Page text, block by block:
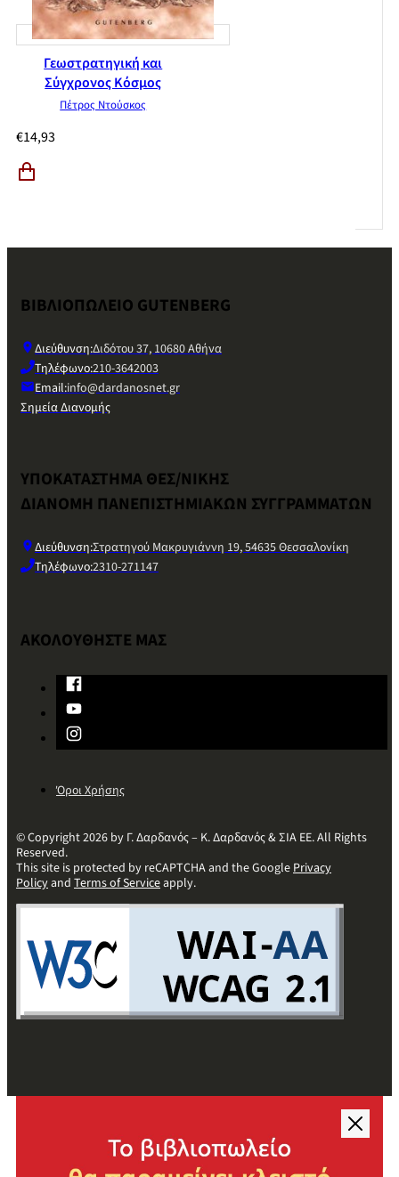
Γεωστρατηγική και
Σύγχρονος Κόσμος
Πέτρος Ντούσκος
€14,93
ΒΙΒΛΙΟΠΩΛΕΙΟ GUTENBERG
Διεύθυνση:Διδότου 37, 10680 Αθήνα
Τηλέφωνο:210-3642003
Email:info@dardanosnet.gr
Σημεία Διανομής
ΥΠΟΚΑΤΑΣΤΗΜΑ ΘΕΣ/ΝΙΚΗΣ
ΔΙΑΝΟΜΗ ΠΑΝΕΠΙΣΤΗΜΙΑΚΩΝ ΣΥΓΓΡΑΜΜΑΤΩΝ
Διεύθυνση:Στρατηγού Μακρυγιάννη 19, 54635 Θεσσαλονίκη
Τηλέφωνο:2310-271147
ΑΚΟΛΟΥΘΗΣΤΕ ΜΑΣ
Όροι Χρήσης
© Copyright 2026 by Γ. Δαρδανός – Κ. Δαρδανός & ΣΙΑ ΕΕ. All Rights
Reserved.
This site is protected by reCAPTCHA and the GooglePrivacy
Policyand Terms of Serviceapply.